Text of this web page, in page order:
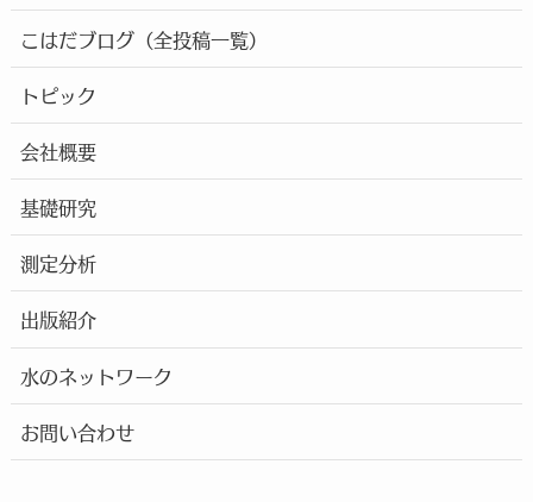
こはだブログ（全投稿一覧）
トピック
会社概要
基礎研究
測定分析
出版紹介
水のネットワーク
お問い合わせ